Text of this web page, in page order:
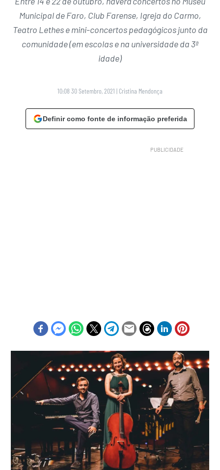
Municipal de Faro, Club Farense, Igreja do Carmo,
Teatro Lethes e mini-concertos pedagógicos junto da
comunidade (em escolas e na universidade da 3ª
idade)
10:08 30 Setembro, 2021 | Cristina Mendonça
Definir como fonte de informação preferida